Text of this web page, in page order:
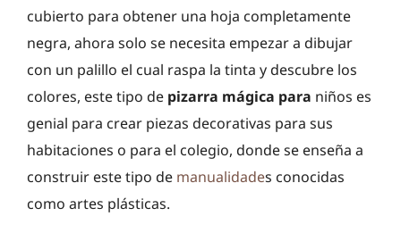
cubierto para obtener una hoja completamente
negra, ahora solo se necesita empezar a dibujar
con un palillo el cual raspa la tinta y descubre los
colores, este tipo de pizarra mágica para niños es
genial para crear piezas decorativas para sus
habitaciones o para el colegio, donde se enseña a
construir este tipo de manualidades conocidas
como artes plásticas.